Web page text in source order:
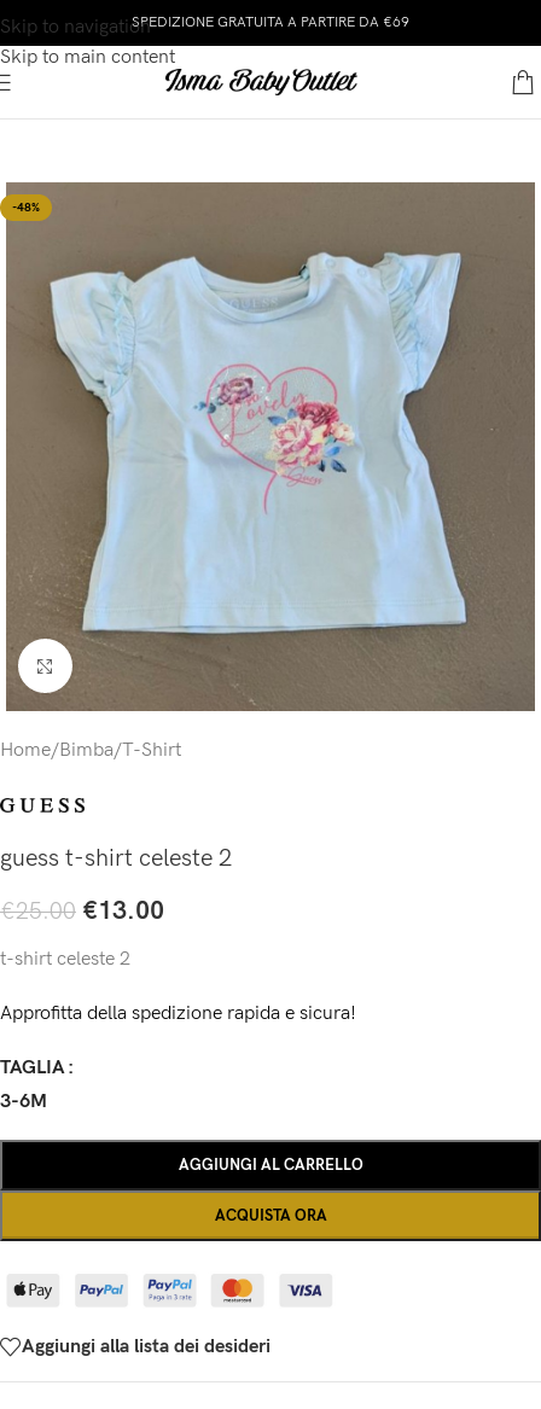
Skip to navigation
Skip to main content
SPEDIZIONE GRATUITA A PARTIRE DA €69
-48%
Click to enlarge
Home/Bimba/T-Shirt
guess t-shirt celeste 2
€25.00 €13.00
t-shirt celeste 2
Approfitta della spedizione rapida e sicura!
TAGLIA
3-6M
AGGIUNGI AL CARRELLO
ACQUISTA ORA
Aggiungi alla lista dei desideri